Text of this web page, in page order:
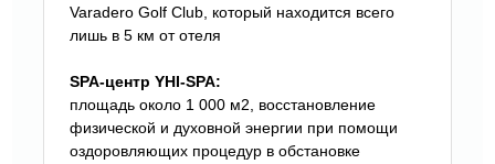
Varadero Golf Club, который находится всего
лишь в 5 км от отеля
SPA-центр YHI-SPA:
площадь около 1 000 м2, восстановление
физической и духовной энергии при помощи
оздоровляющих процедур в обстановке